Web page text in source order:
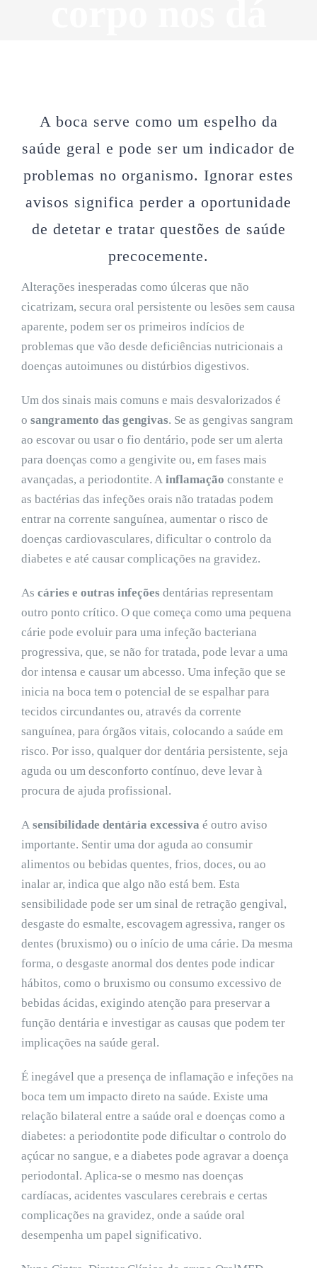
A boca serve como um espelho da
saúde geral e pode ser um indicador de
problemas no organismo. Ignorar estes
avisos significa perder a oportunidade
de detetar e tratar questões de saúde
precocemente.
Alterações inesperadas como úlceras que não
cicatrizam, secura oral persistente ou lesões sem causa
aparente, podem ser os primeiros indícios de
problemas que vão desde deficiências nutricionais a
doenças autoimunes ou distúrbios digestivos.
Um dos sinais mais comuns e mais desvalorizados é
o sangramento das gengivas. Se as gengivas sangram
ao escovar ou usar o fio dentário, pode ser um alerta
para doenças como a gengivite ou, em fases mais
avançadas, a periodontite. A inflamação constante e
as bactérias das infeções orais não tratadas podem
entrar na corrente sanguínea, aumentar o risco de
doenças cardiovasculares, dificultar o controlo da
diabetes e até causar complicações na gravidez.
As cáries e outras infeções dentárias representam
outro ponto crítico. O que começa como uma pequena
cárie pode evoluir para uma infeção bacteriana
progressiva, que, se não for tratada, pode levar a uma
dor intensa e causar um abcesso. Uma infeção que se
inicia na boca tem o potencial de se espalhar para
tecidos circundantes ou, através da corrente
sanguínea, para órgãos vitais, colocando a saúde em
risco. Por isso, qualquer dor dentária persistente, seja
aguda ou um desconforto contínuo, deve levar à
procura de ajuda profissional.
A sensibilidade dentária excessiva é outro aviso
importante. Sentir uma dor aguda ao consumir
alimentos ou bebidas quentes, frios, doces, ou ao
inalar ar, indica que algo não está bem. Esta
sensibilidade pode ser um sinal de retração gengival,
desgaste do esmalte, escovagem agressiva, ranger os
dentes (bruxismo) ou o início de uma cárie. Da mesma
forma, o desgaste anormal dos dentes pode indicar
hábitos, como o bruxismo ou consumo excessivo de
bebidas ácidas, exigindo atenção para preservar a
função dentária e investigar as causas que podem ter
implicações na saúde geral.
É inegável que a presença de inflamação e infeções na
boca tem um impacto direto na saúde. Existe uma
relação bilateral entre a saúde oral e doenças como a
diabetes: a periodontite pode dificultar o controlo do
açúcar no sangue, e a diabetes pode agravar a doença
periodontal. Aplica-se o mesmo nas doenças
cardíacas, acidentes vasculares cerebrais e certas
complicações na gravidez, onde a saúde oral
desempenha um papel significativo.